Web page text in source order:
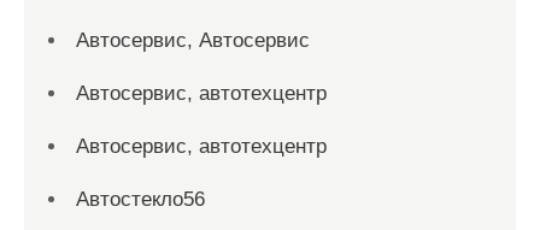
Автосервис, Автосервис
Автосервис, автотехцентр
Автосервис, автотехцентр
Автостекло56